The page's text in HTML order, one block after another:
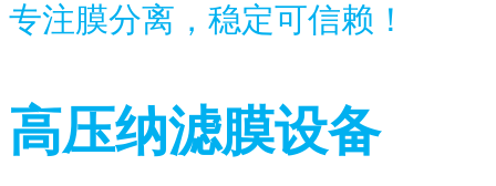
专注膜分离，稳定可信赖！
高压纳滤膜设备